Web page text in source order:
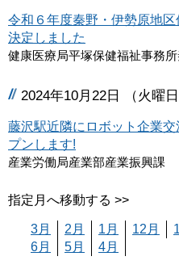
令和６年度秦野・伊勢原地
決定しました
健康医療局平塚保健福祉事務
2024年10月22日 （火曜日
藤沢駅近隣にロボット企業
プンします!
産業労働局産業部産業振興課
指定月へ移動する >>
3月 2月 1月 12月
6月
5月 4月